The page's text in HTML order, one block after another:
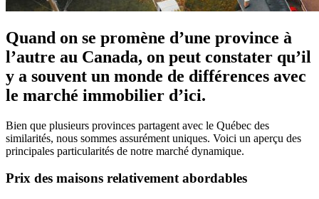
Quand on se promène d’une province à
l’autre au Canada, on peut constater qu’il
y a souvent un monde de différences avec
le marché immobilier d’ici.
Bien que plusieurs provinces partagent avec le Québec des
similarités, nous sommes assurément uniques. Voici un aperçu des
principales particularités de notre marché dynamique.
Prix des maisons relativement abordables